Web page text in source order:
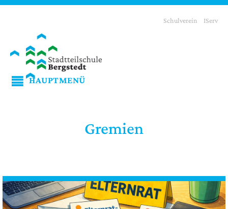
Schulverein IServ
HAUPTMENÜ
Gremien